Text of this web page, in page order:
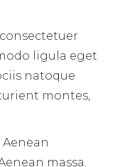
ligula eget
natoque
montes,
massa.